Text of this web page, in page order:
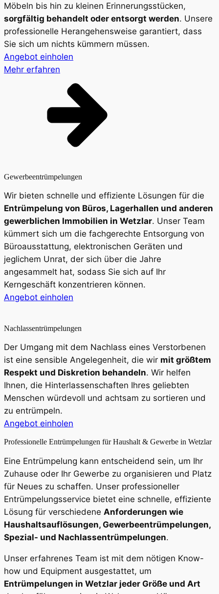
Möbeln bis hin zu kleinen Erinnerungsstücken,
sorgfältig behandelt oder entsorgt werden. Unsere
professionelle Herangehensweise garantiert, dass
Sie sich um nichts kümmern müssen.
Angebot einholen
Mehr erfahren
Gewerbeentrümpelungen
Wir bieten schnelle und effiziente Lösungen für die
Entrümpelung von Büros, Lagerhallen und anderen
gewerblichen Immobilien in Wetzlar. Unser Team
kümmert sich um die fachgerechte Entsorgung von
Büroausstattung, elektronischen Geräten und
jeglichem Unrat, der sich über die Jahre
angesammelt hat, sodass Sie sich auf Ihr
Kerngeschäft konzentrieren können.
Angebot einholen
Nachlassentrümpelungen
Der Umgang mit dem Nachlass eines Verstorbenen
ist eine sensible Angelegenheit, die wir mit größtem
Respekt und Diskretion behandeln. Wir helfen
Ihnen, die Hinterlassenschaften Ihres geliebten
Menschen würdevoll und achtsam zu sortieren und
zu entrümpeln.
Angebot einholen
Professionelle Entrümpelungen für Haushalt & Gewerbe in Wetzlar
Eine Entrümpelung kann entscheidend sein, um Ihr
Zuhause oder Ihr Gewerbe zu organisieren und Platz
für Neues zu schaffen. Unser professioneller
Entrümpelungsservice bietet eine schnelle, effiziente
Lösung für verschiedene Anforderungen wie
Haushaltsauflösungen, Gewerbeentrümpelungen,
Spezial- und Nachlassentrümpelungen.
Unser erfahrenes Team ist mit dem nötigen Know-
how und Equipment ausgestattet, um
Entrümpelungen in Wetzlar jeder Größe und Art